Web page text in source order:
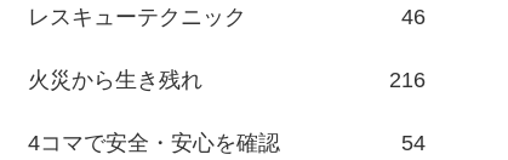
レスキューテクニック 46
火災から生き残れ 216
4コマで安全・安心を確認 54